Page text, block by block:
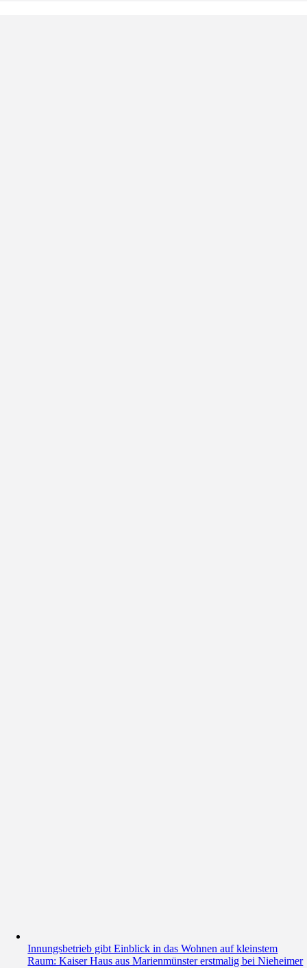
Innungsbetrieb gibt Einblick in das Wohnen auf kleinstem
Raum: Kaiser Haus aus Marienmünster erstmalig bei Nieheimer